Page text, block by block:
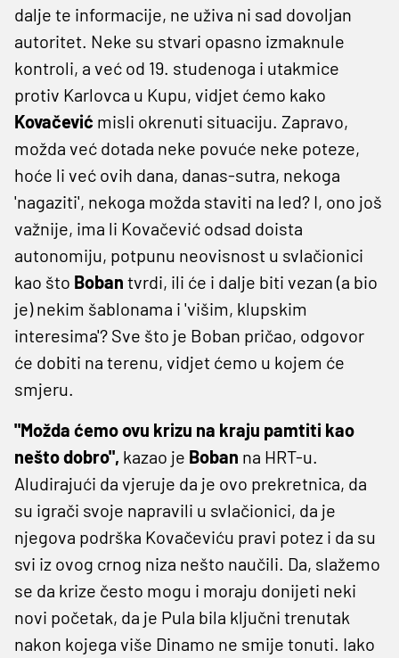
dalje te informacije, ne uživa ni sad dovoljan
autoritet. Neke su stvari opasno izmaknule
kontroli, a već od 19. studenoga i utakmice
protiv Karlovca u Kupu, vidjet ćemo kako
Kovačević misli okrenuti situaciju. Zapravo,
možda već dotada neke povuće neke poteze,
hoće li već ovih dana, danas-sutra, nekoga
'nagaziti', nekoga možda staviti na led? I, ono još
važnije, ima li Kovačević odsad doista
autonomiju, potpunu neovisnost u svlačionici
kao što Boban tvrdi, ili će i dalje biti vezan (a bio
je) nekim šablonama i 'višim, klupskim
interesima'? Sve što je Boban pričao, odgovor
će dobiti na terenu, vidjet ćemo u kojem će
smjeru.
"Možda ćemo ovu krizu na kraju pamtiti kao
nešto dobro", kazao je Boban na HRT-u.
Aludirajući da vjeruje da je ovo prekretnica, da
su igrači svoje napravili u svlačionici, da je
njegova podrška Kovačeviću pravi potez i da su
svi iz ovog crnog niza nešto naučili. Da, slažemo
se da krize često mogu i moraju donijeti neki
novi početak, da je Pula bila ključni trenutak
nakon kojega više Dinamo ne smije tonuti. Iako